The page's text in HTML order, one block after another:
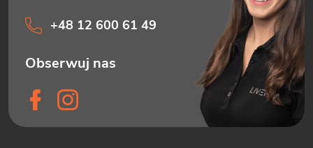
+48 12 600 61 49